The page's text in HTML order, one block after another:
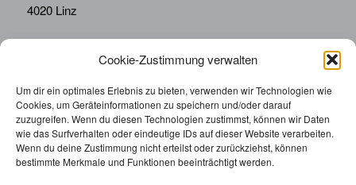
Cookie-Zustimmung verwalten
Um dir ein optimales Erlebnis zu bieten, verwenden wir Technologien wie
Cookies, um Geräteinformationen zu speichern und/oder darauf
zuzugreifen. Wenn du diesen Technologien zustimmst, können wir Daten
wie das Surfverhalten oder eindeutige IDs auf dieser Website verarbeiten.
Wenn du deine Zustimmung nicht erteilst oder zurückziehst, können
bestimmte Merkmale und Funktionen beeinträchtigt werden.
4020 Linz
Telefon:
0676814287655
sekretariat@drbolz.at
ORDINATIONSZEITEN